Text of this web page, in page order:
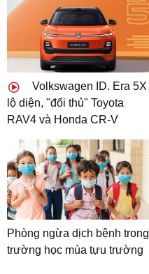
Volkswagen ID. Era 5X
lộ diện, "đối thủ" Toyota
RAV4 và Honda CR-V
Phòng ngừa dịch bệnh trong
trường học mùa tựu trường